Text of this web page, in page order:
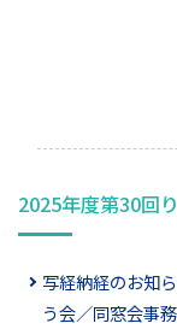
2025年度第30回
写経納経のお知
う会／同窓会事務